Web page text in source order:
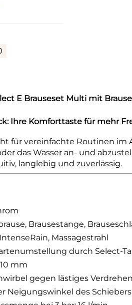
E Brauseset Multi mit
Ihre Komforttaste für mehr
für vereinfachte Routinen
das Wasser an- und
langlebig und zuverlässig.
Brausestange,
Massagestrahl
durch Select-
mm
gegen lästiges
Neigungswinkel des Schiebers